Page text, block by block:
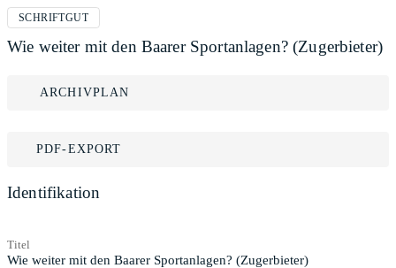
SCHRIFTGUT
Wie weiter mit den Baarer Sportanlagen? (Zugerbieter)
ARCHIVPLAN
PDF-EXPORT
Identifikation
Titel
Wie weiter mit den Baarer Sportanlagen? (Zugerbieter)